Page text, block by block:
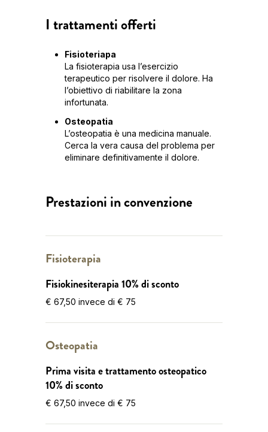
I trattamenti offerti
Fisioteriapa
La fisioterapia usa l’esercizio
terapeutico per risolvere il dolore. Ha
l’obiettivo di riabilitare la zona
infortunata.
Osteopatia
L’osteopatia è una medicina manuale.
Cerca la vera causa del problema per
eliminare definitivamente il dolore.
Prestazioni in convenzione
Fisioterapia
Fisiokinesiterapia 10% di sconto
€ 67,50 invece di € 75
Osteopatia
Prima visita e trattamento osteopatico
10% di sconto
€ 67,50 invece di € 75